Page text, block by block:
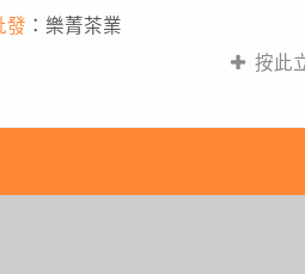
發 ：樂菁茶業
按此